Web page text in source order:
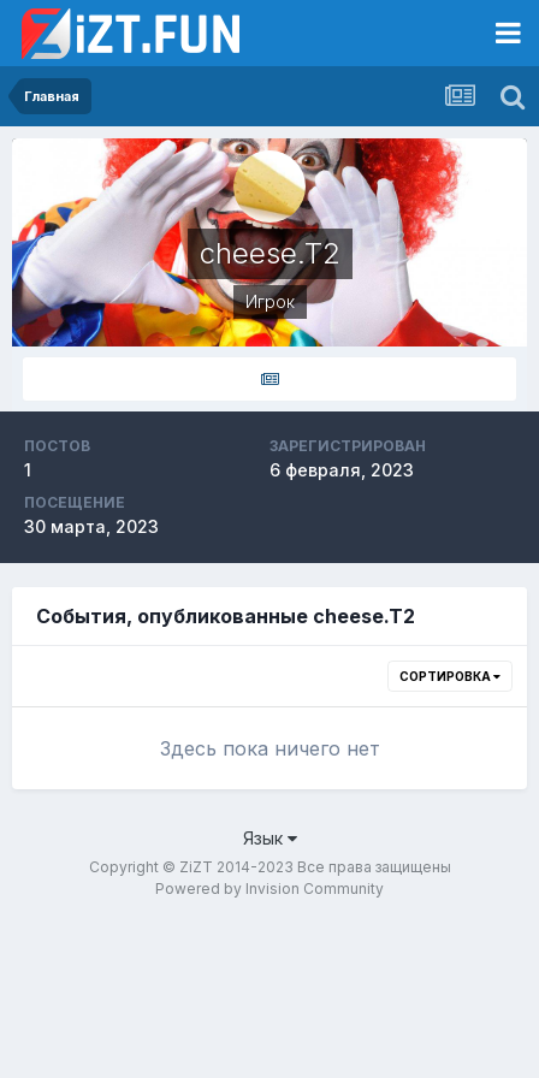
Главная
cheese.T2
Игрок
ПОСТОВ
1
ЗАРЕГИСТРИРОВАН
6 февраля, 2023
ПОСЕЩЕНИЕ
30 марта, 2023
События, опубликованные cheese.T2
СОРТИРОВКА
Здесь пока ничего нет
Язык
Copyright © ZiZT 2014-2023 Все права защищены
Powered by Invision Community